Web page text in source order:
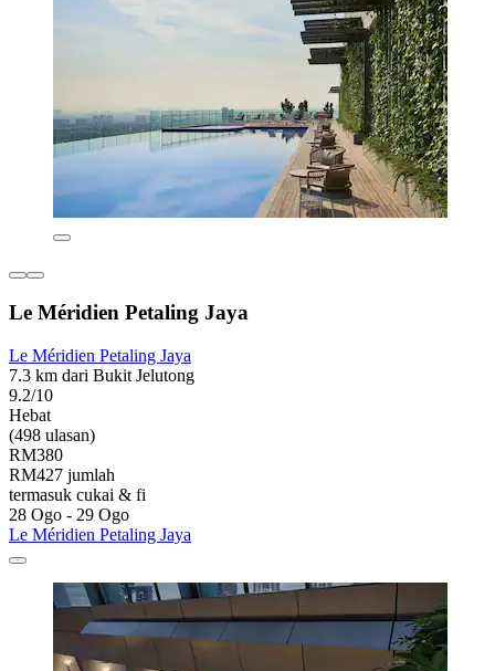
Le Méridien Petaling Jaya
Le Méridien Petaling Jaya
7.3 km dari Bukit Jelutong
9.2/10
Hebat
(498 ulasan)
RM380
RM427 jumlah
termasuk cukai & fi
28 Ogo - 29 Ogo
Le Méridien Petaling Jaya